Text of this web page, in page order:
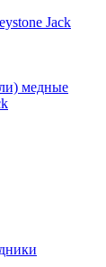
Jack
медные